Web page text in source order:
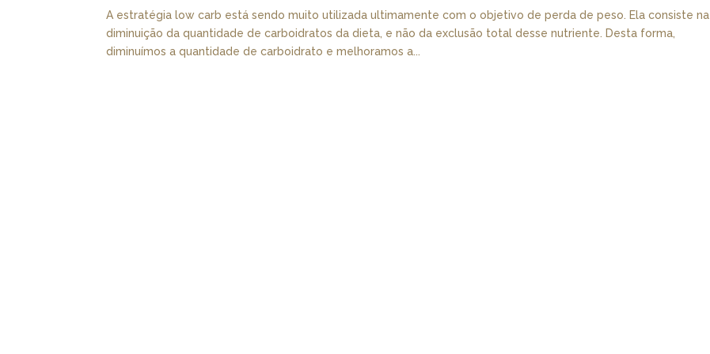
A estratégia low carb está sendo muito utilizada ultimamente com o objetivo de perda de peso. Ela consiste na
diminuição da quantidade de carboidratos da dieta, e não da exclusão total desse nutriente. Desta forma,
diminuímos a quantidade de carboidrato e melhoramos a...